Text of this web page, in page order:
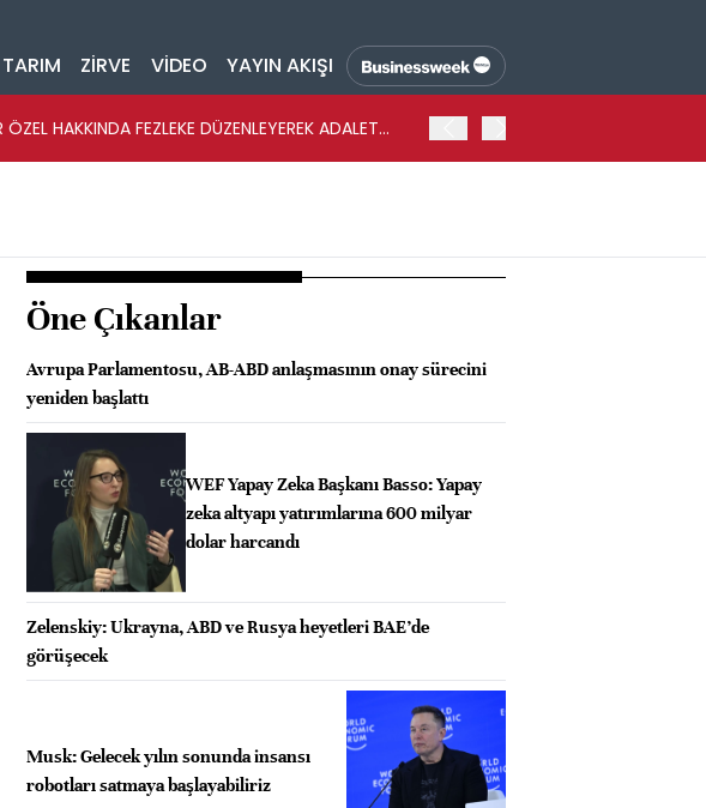
TARIM ZİRVE VİDEO YAYIN AKIŞI
HAKKINDA FEZLEKE DÜZENLEYEREK ADALET
Öne Çıkanlar
Avrupa Parlamentosu, AB-ABD anlaşmasının onay sürecini
yeniden başlattı
WEF Yapay Zeka Başkanı Basso: Yapay
zeka altyapı yatırımlarına 600 milyar
dolar harcandı
Zelenskiy: Ukrayna, ABD ve Rusya heyetleri BAE’de
görüşecek
Musk: Gelecek yılın sonunda insansı
robotları satmaya başlayabiliriz